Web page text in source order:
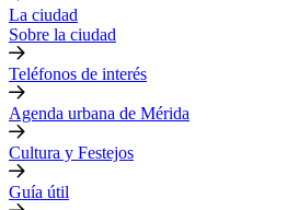
La ciudad
Sobre la ciudad
Teléfonos de interés
Agenda urbana de Mérida
Cultura y Festejos
Guía útil